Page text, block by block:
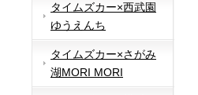
タイムズカー×西武園
ゆうえんち
タイムズカー×さがみ
湖MORI MORI